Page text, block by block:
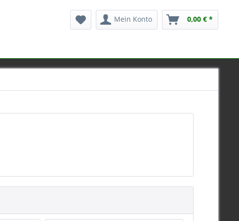
Mein Konto 0,00 € *